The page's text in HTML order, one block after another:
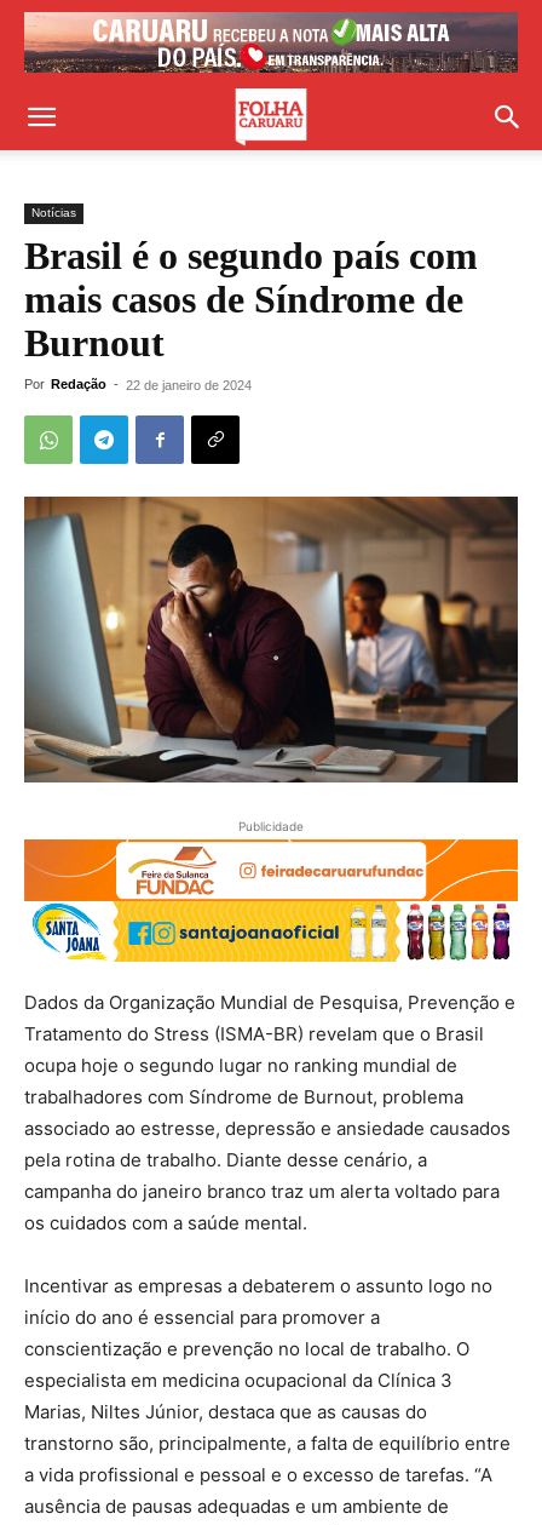
Notícias
Brasil é o segundo país com
mais casos de Síndrome de
Burnout
Por Redação - 22 de janeiro de 2024
Publicidade
Dados da Organização Mundial de Pesquisa, Prevenção e
Tratamento do Stress (ISMA-BR) revelam que o Brasil
ocupa hoje o segundo lugar no ranking mundial de
trabalhadores com Síndrome de Burnout, problema
associado ao estresse, depressão e ansiedade causados
pela rotina de trabalho. Diante desse cenário, a
campanha do janeiro branco traz um alerta voltado para
os cuidados com a saúde mental.
Incentivar as empresas a debaterem o assunto logo no
início do ano é essencial para promover a
conscientização e prevenção no local de trabalho. O
especialista em medicina ocupacional da Clínica 3
Marias, Niltes Júnior, destaca que as causas do
transtorno são, principalmente, a falta de equilíbrio entre
a vida profissional e pessoal e o excesso de tarefas. “A
ausência de pausas adequadas e um ambiente de